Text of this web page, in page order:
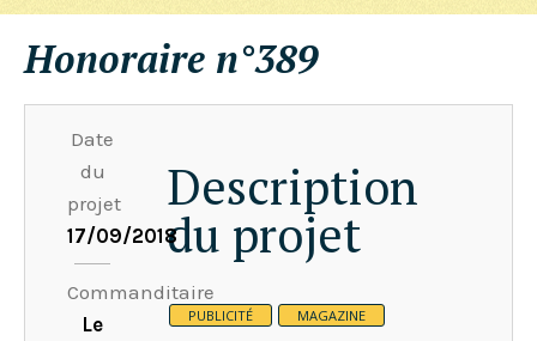
Honoraire n°389
Date
du
projet
17/09/2018
Commanditaire
Le
Description
du projet
PUBLICITÉ MAGAZINE